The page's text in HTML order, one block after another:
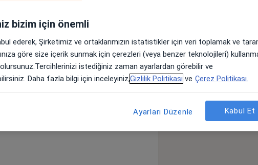
Medipol Mega Üniversite
hastalarına sağlık
(VSD)
Damar Hastalıkları
Kalp Kapağı Problemleri +5a11y_sr_more_diseases
bizim için önemli
ederek, Şirketimiz ve ortaklarımızın istatistikler için veri toplamak ve
göre size içerik sunmak için çerezleri (veya benzer teknolojileri)
istediğiniz zaman ayarlardan görebilir ve
Daha fazla bilgi için inceleyiniz,Gizlilik Politikası ve Çerez Politikası.
Ayarları Düzenle Kabul Et